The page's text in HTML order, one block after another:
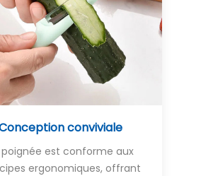
conviviale
poignée est conforme aux
ergonomiques, offrant